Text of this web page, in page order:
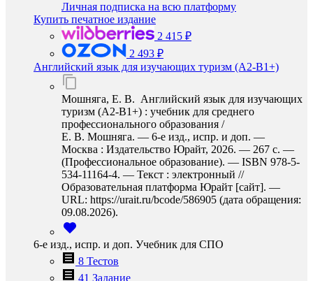
Личная подписка на всю платформу
Купить печатное издание
2 415 ₽
2 493 ₽
Английский язык для изучающих туризм (A2-B1+)
Мошняга, Е. В. Английский язык для изучающих
туризм (A2-B1+) : учебник для среднего
профессионального образования /
Е. В. Мошняга. — 6-е изд., испр. и доп. —
Москва : Издательство Юрайт, 2026. — 267 с. —
(Профессиональное образование). — ISBN 978-5-
534-11164-4. — Текст : электронный //
Образовательная платформа Юрайт [сайт]. —
URL: https://urait.ru/bcode/586905 (дата обращения:
09.08.2026).
6-е изд., испр. и доп. Учебник для СПО
8 Тестов
41 Задание